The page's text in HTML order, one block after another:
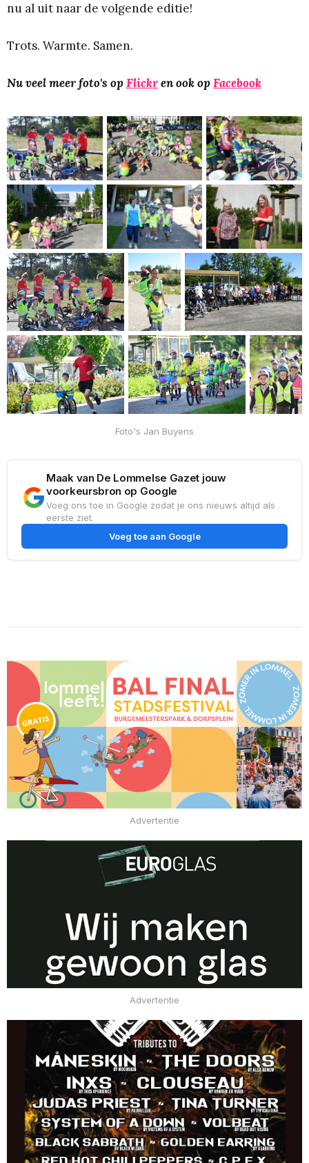
nu al uit naar de volgende editie!
Trots. Warmte. Samen.
Nu veel meer foto's opFlickren ook opFacebook
Foto's Jan Buyens
Maak van De Lommelse Gazet jouw
voorkeursbron op Google
Voeg ons toe in Google zodat je ons nieuws altijd als
eerste ziet.
Voeg toe aan Google
Advertentie
Advertentie